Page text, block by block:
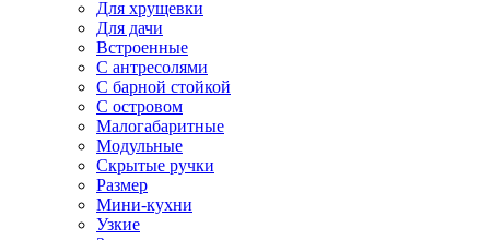
Для хрущевки
Для дачи
Встроенные
С антресолями
С барной стойкой
С островом
Малогабаритные
Модульные
Скрытые ручки
Размер
Мини-кухни
Узкие